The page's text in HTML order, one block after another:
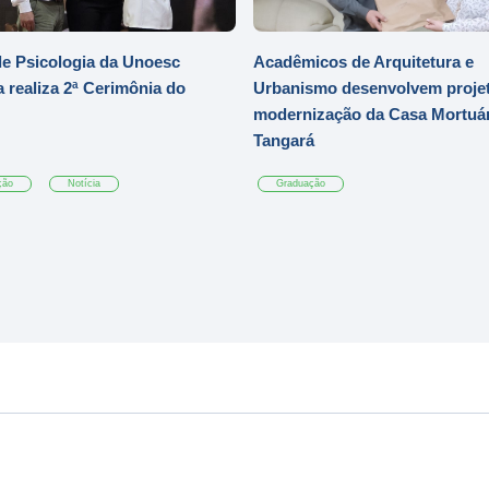
Psicologia da Unoesc
realiza 2ª Cerimônia do
Notícia
Acadêmicos de Arquitetura e
Urbanismo desenvolvem
modernização da Casa
Tangará
Graduação